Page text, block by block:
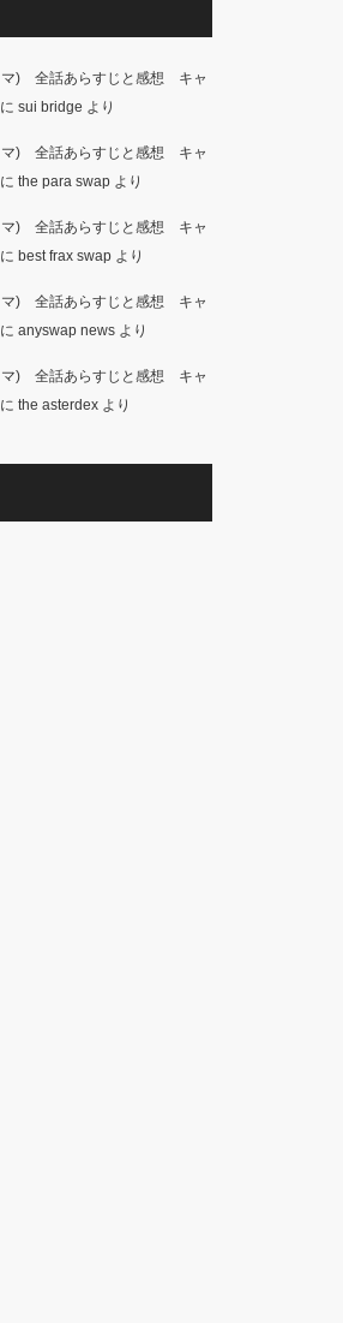
マ) 全話あらすじと感想 キャ
sui bridge より
マ) 全話あらすじと感想 キャ
the para swapより
マ) 全話あらすじと感想 キャ
best frax swapより
マ) 全話あらすじと感想 キャ
anyswap newsより
マ) 全話あらすじと感想 キャ
the asterdexより